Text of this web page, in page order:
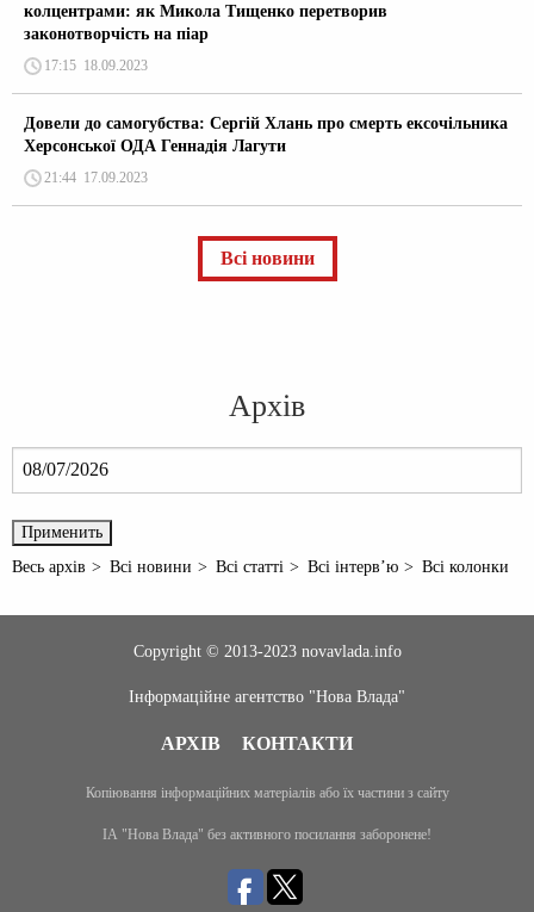
колцентрами: як Микола Тищенко перетворив
законотворчість на піар
17:15 18.09.2023
Довели до самогубства: Сергій Хлань про смерть ексочільника
Херсонської ОДА Геннадія Лагути
21:44 17.09.2023
Всі новини
Архів
Весь архів Всі новини Всі статті Всі інтерв’ю Всі колонки
Copyright © 2013-2023 novavlada.info
Інформаційне агентство "Нова Влада"
АРХІВ КОНТАКТИ
Копіювання інформаційних матеріалів або їх частини з сайту
ІА "Нова Влада" без активного посилання заборонене!